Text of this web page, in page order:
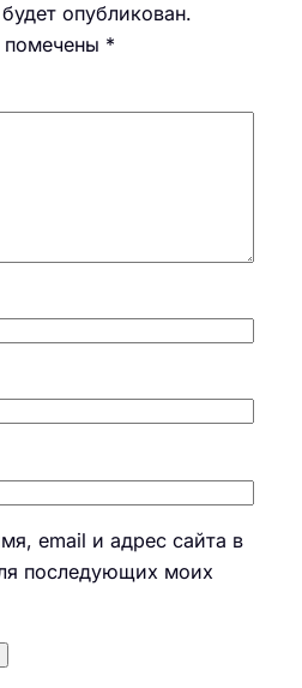
опубликован.
помечены *
email и адрес сайта в
последующих моих